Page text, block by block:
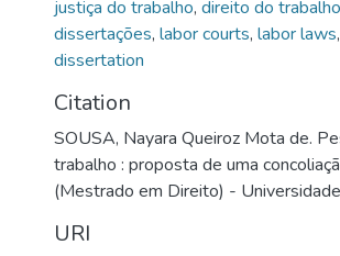
justiça do trabalho, direito do trabalho
dissertações, labor courts, labor laws,
dissertation
Citation
SOUSA, Nayara Queiroz Mota de.
trabalho : proposta de uma
(Mestrado em Direito) -
URI